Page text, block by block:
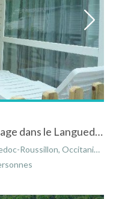
Location mobil-home à Valras Plage dans le Languedoc Roussillon en Hérault
Occitanie, France